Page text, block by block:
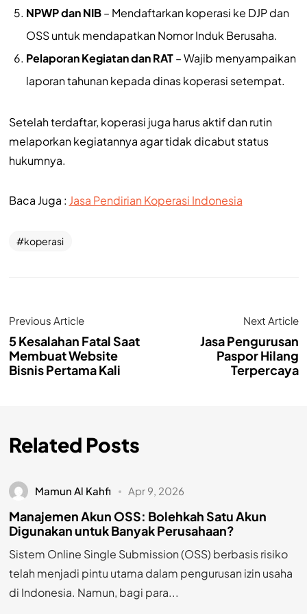
NPWP dan NIB– Mendaftarkan koperasi ke DJP dan
OSS untuk mendapatkan Nomor Induk Berusaha.
Pelaporan Kegiatan dan RAT– Wajib menyampaikan
laporan tahunan kepada dinas koperasi setempat.
Setelah terdaftar, koperasi juga harus aktif dan rutin
melaporkan kegiatannya agar tidak dicabut status
hukumnya.
Baca Juga : Jasa Pendirian Koperasi Indonesia
koperasi
Previous Article
5 Kesalahan Fatal Saat
Membuat Website
Bisnis Pertama Kali
Next Article
Jasa Pengurusan
Paspor Hilang
Terpercaya
Related Posts
Mamun Al Kahfi Apr 9, 2026
Manajemen Akun OSS: Bolehkah Satu Akun
Digunakan untuk Banyak Perusahaan?
Sistem Online Single Submission (OSS) berbasis risiko
telah menjadi pintu utama dalam pengurusan izin usaha
di Indonesia. Namun, bagi para...